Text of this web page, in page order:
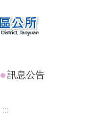
訊息公告
:::